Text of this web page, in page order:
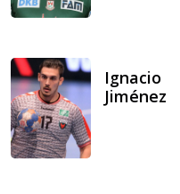
Ignacio
Jiménez